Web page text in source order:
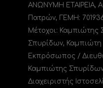
ΑΝΩΝΥΜΗ ΕΤΑΙΡΕΙΑ,
Πατρών, ΓΕΜΗ:
Μέτοχοι: Καμπιώτης
Σπυρίδων, Καμπιώτη
Εκπρόσωπος /
Καμπιώτης
Διαχειριστής